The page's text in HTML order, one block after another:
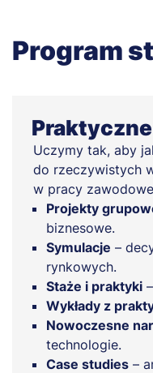
Program
Uczymy tak, aby
do rzeczywistych
w pracy
Projekty
biznesowe.
Symulacje –
rynkowych.
Staże i praktyki
Wykłady z
Nowoczesne
technologie.
Case studies –